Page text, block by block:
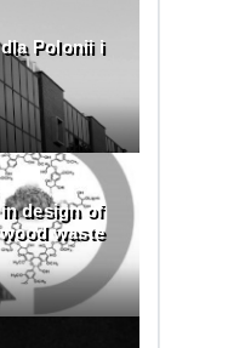
Polonii i
design of
waste